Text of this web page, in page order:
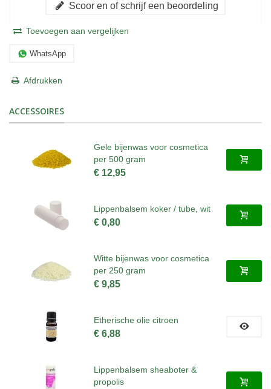
Scoor en of schrijf een beoordeling
Toevoegen aan vergelijken
WhatsApp
Afdrukken
ACCESSOIRES
Gele bijenwas voor cosmetica
per 500 gram
€ 12,95
Lippenbalsem koker / tube, wit
€ 0,80
Witte bijenwas voor cosmetica
per 250 gram
€ 9,85
Etherische olie citroen
€ 6,88
Lippenbalsem sheaboter &
propolis